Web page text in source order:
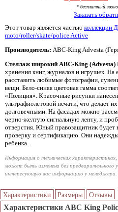
* бесплатный
Заказать
Этот товар является частью коллекции
moto/roller/skate/police Active
Производитель: ABC-King Advesta
Стеллаж широкий ABC-King (Advesta)
хранения книг, журналов и игрушек.
расставить любимые фотографии,
вещи. Бело-синяя цветовая гамма
«Полиция». Красочные рисунки
ультрафиолетовой печати, что делает
долговечными. На фасадах можно
черно-желтую сигнальную ленту, и
отверстия. Юный правозащитник будет
проверку и сертификацию. Они
ребенка.
Информация о технических
может быть изменена без предварительного
интересующую вас информацию у менеджера.
Характеристики Размеры Отзывы
Характеристики ABC King